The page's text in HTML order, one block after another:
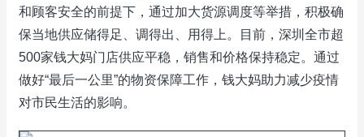
和顾客安全的前提下，通过加大货源调度等举措，积极确
保当地供应储得足、调得出、用得上。目前，深圳全市超
500家钱大妈门店供应平稳，销售和价格保持稳定。通过
做好“最后一公里”的物资保障工作，钱大妈助力减少疫情
对市民生活的影响。